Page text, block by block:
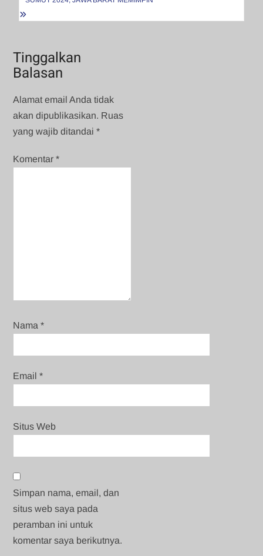
Tinggalkan
Balasan
Alamat email Anda tidak
akan dipublikasikan. Ruas
yang wajib ditandai*
Komentar*
Nama*
Email*
Situs Web
Simpan nama, email, dan
situs web saya pada
peramban ini untuk
komentar saya berikutnya.